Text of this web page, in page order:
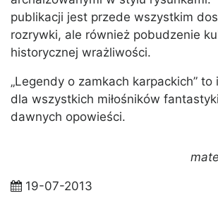
publikacji jest przede wszystkim
rozrywki, ale również pobudzenie
historycznej wrażliwości.
„Legendy o zamkach karpackich”
dla wszystkich miłośników
dawnych opowieści.
19-07-2013